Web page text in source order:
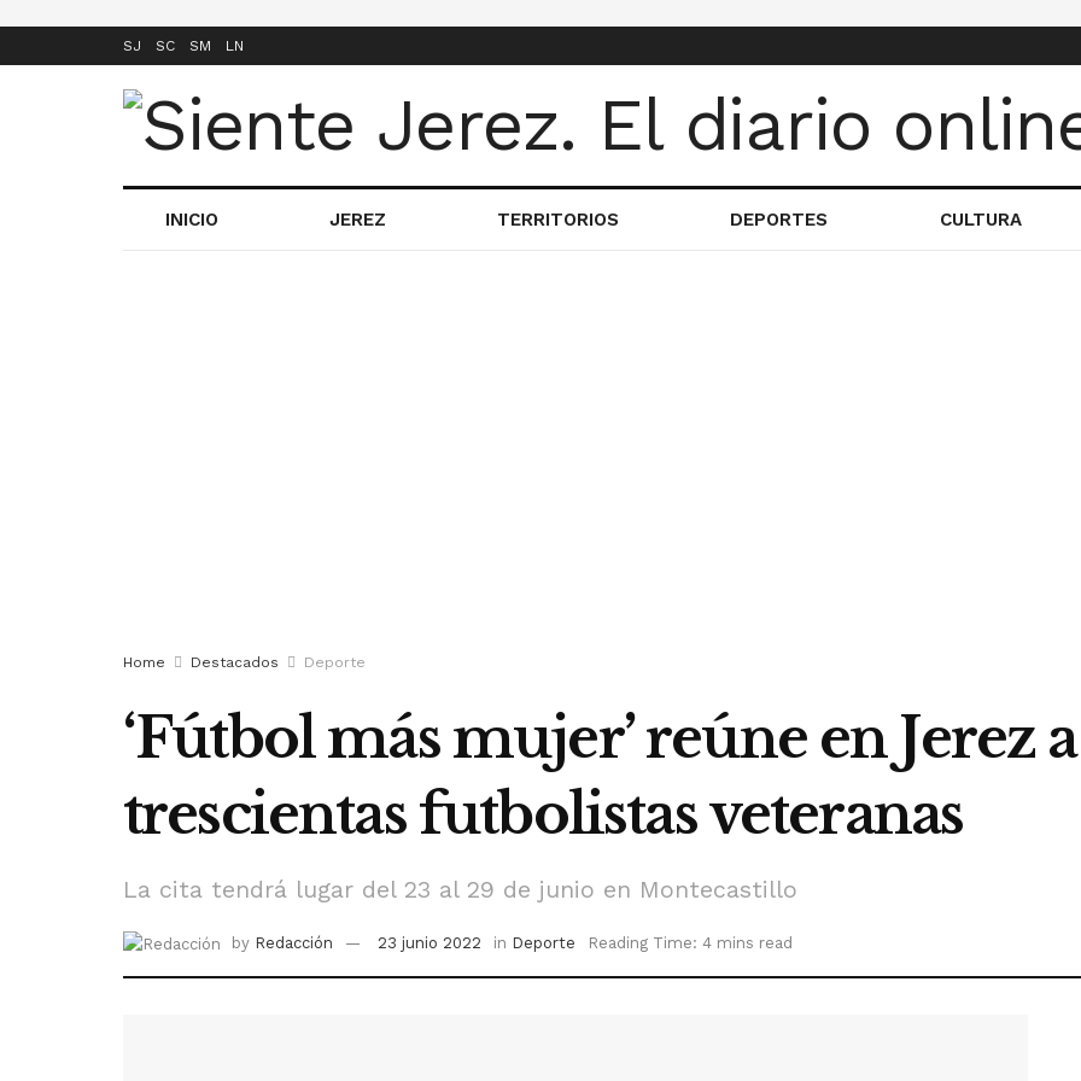
SJ SC SM LN
INICIO JEREZ TERRITORIOS DEPORTES CULTURA
Home Destacados Deporte
‘Fútbol más mujer’ reúne en Jerez
trescientas futbolistas veteranas
La cita tendrá lugar del 23 al 29 de junio en Montecastillo
by Redacción 23 junio 2022 in Deporte Reading Time: 4 mins read